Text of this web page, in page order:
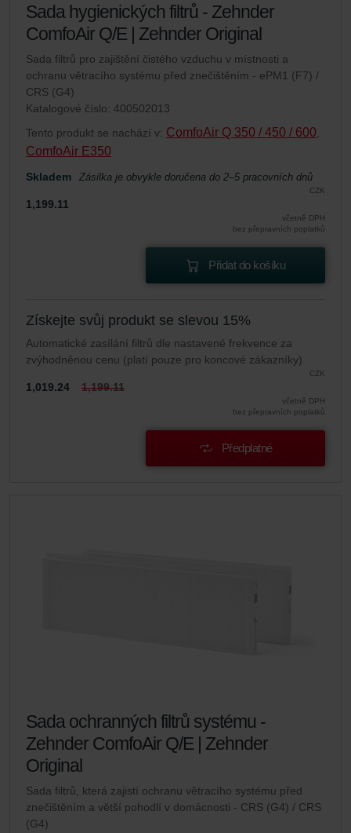
Sada hygienických filtrů - Zehnder
ComfoAir Q/E | Zehnder Original
Sada filtrů pro zajištění čistého vzduchu v místnosti a
ochranu větracího systému před znečištěním - ePM1 (F7) /
CRS (G4)
Katalogové číslo: 400502013
Tento produkt se nachází v: ComfoAir Q 350 / 450 / 600
ComfoAir E350
Skladem Zásilka je obvykle doručena do 2–5 pracovních dnů
CZK
1,199.11
včetně DPH
bez přepravních poplatků
Přidat do košíku
Získejte svůj produkt se slevou 15%
Automatické zasílání filtrů dle nastavené frekvence za
zvýhodněnou cenu (platí pouze pro koncové zákazníky)
CZK
1,019.24 1,199.11
včetně DPH
bez přepravních poplatků
Předplatné
Sada ochranných filtrů systému -
Zehnder ComfoAir Q/E | Zehnder
Original
Sada filtrů, která zajistí ochranu větracího systému před
znečištěním a větší pohodlí v domácnosti - CRS (G4) / CRS
(G4)